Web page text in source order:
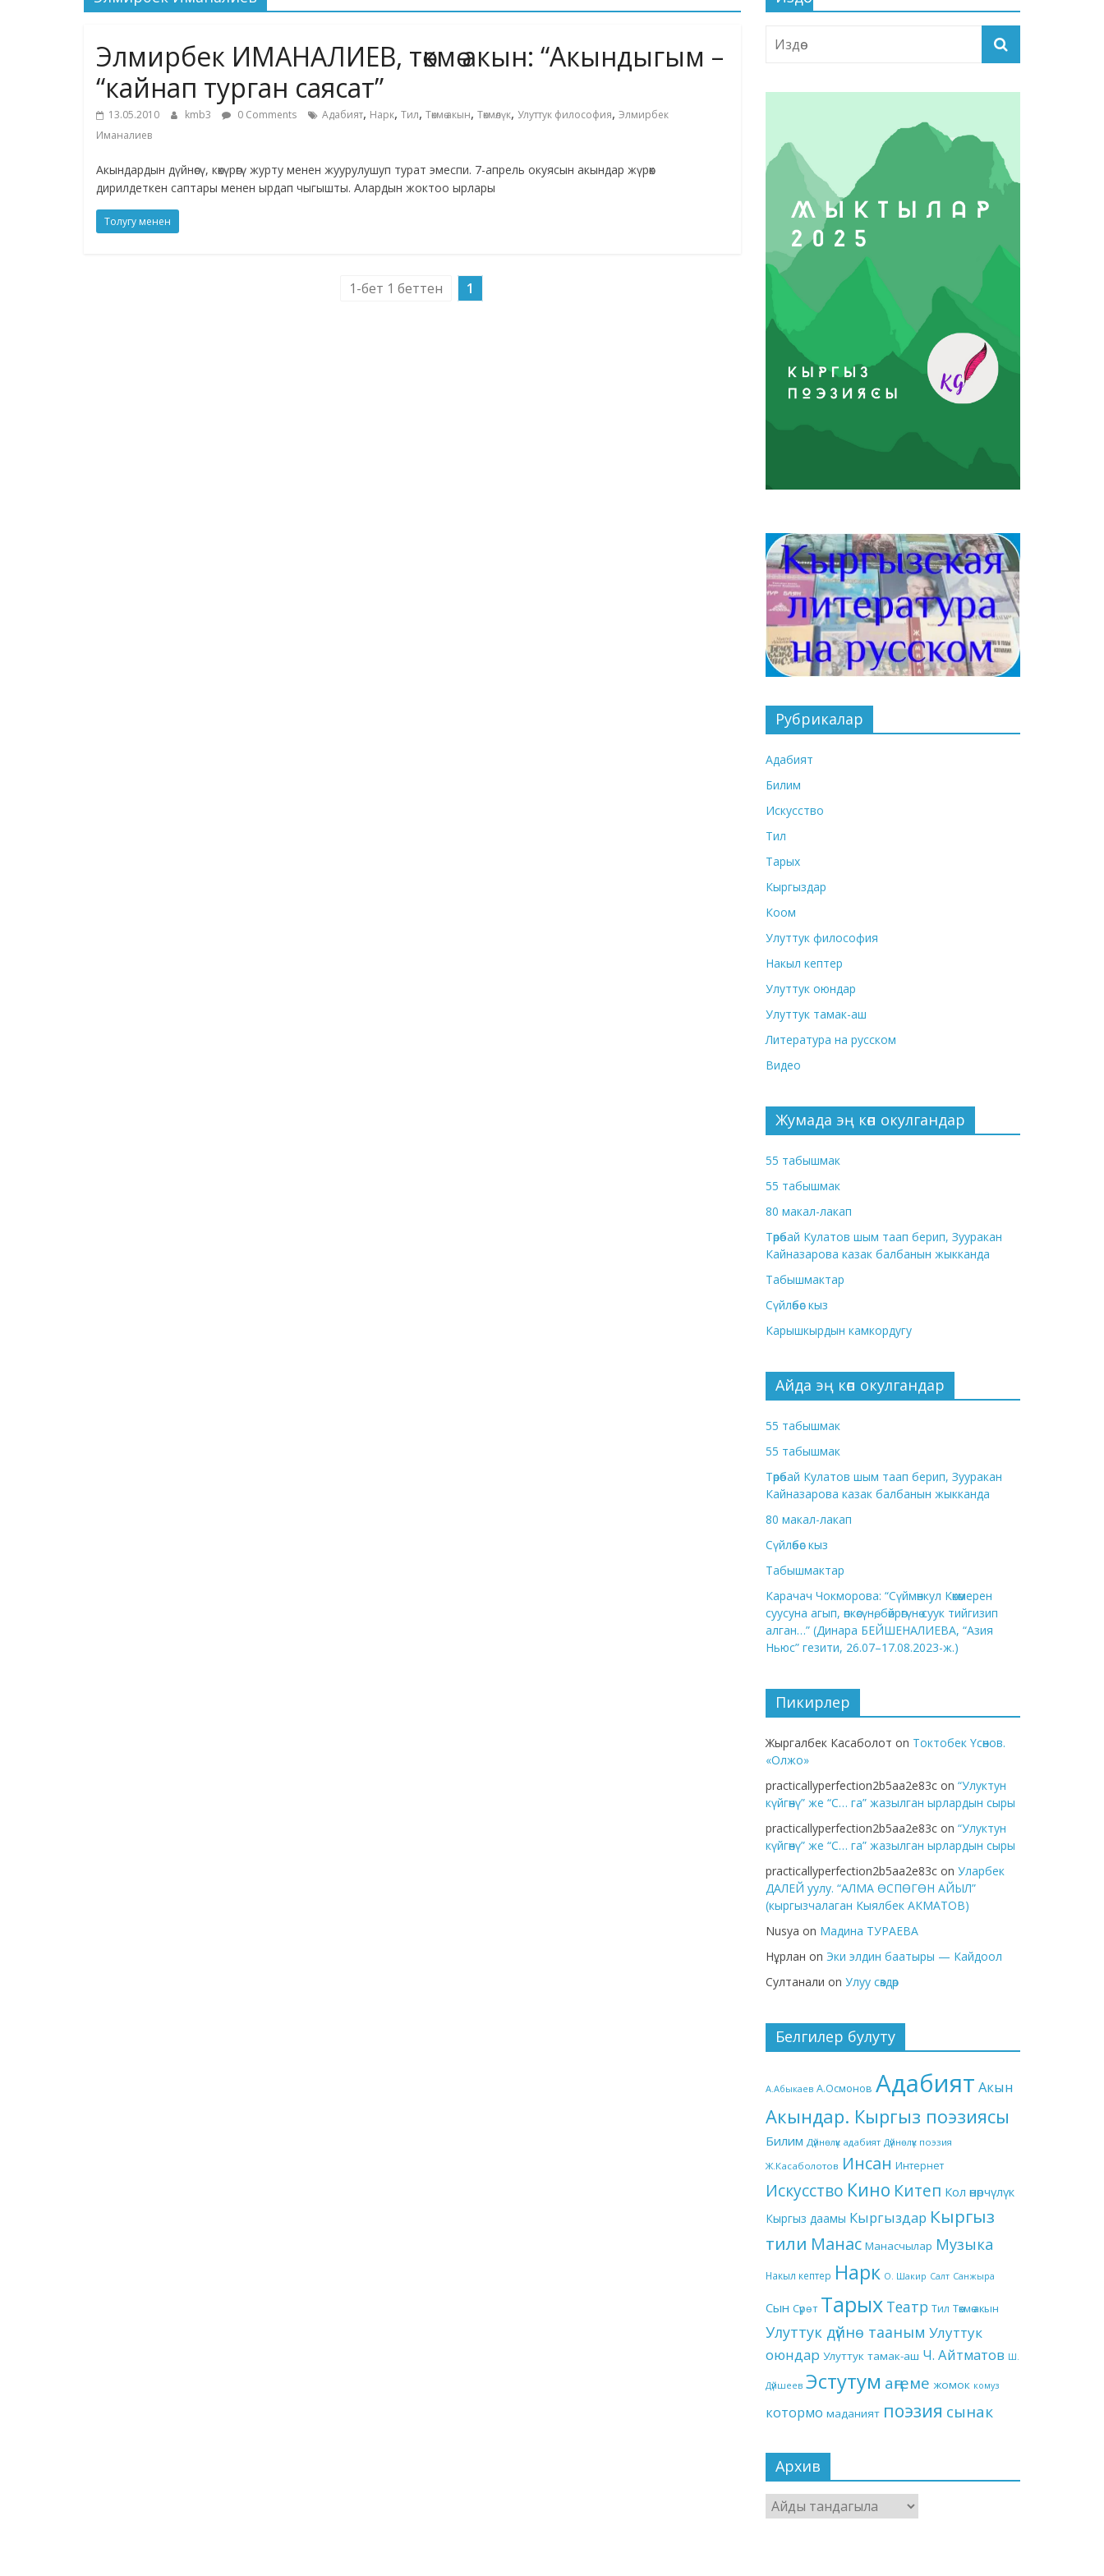
Элмирбек ИМАНАЛИЕВ, төкмө акын: “Акындыгым –
“кайнап турган саясат”
13.05.2010 kmb3 0 Comments Адабият, Нарк, Тил, Төкмө акын, Төкмөлүк, Улуттук философия, Элмирбек
Иманалиев
Акындардын дүйнөсү, көкүрөгү журту менен жуурулушуп турат эмеспи. 7-апрель окуясын акындар жүрөк
дирилдеткен саптары менен ырдап чыгышты. Алардын жоктоо ырлары
Толугу менен
1-бет 1 беттен 1
Рубрикалар
Адабият
Билим
Искусство
Тил
Тарых
Кыргыздар
Коом
Улуттук философия
Накыл кептер
Улуттук оюндар
Улуттук тамак-аш
Литература на русском
Видео
Жумада эң көп окулгандар
55 табышмак
55 табышмак
80 макал-лакап
Төрөбай Кулатов шым таап берип, Зууракан
Кайназарова казак балбанын жыкканда
Табышмактар
Сүйлөбөс кыз
Карышкырдын камкордугу
Айда эң көп окулгандар
55 табышмак
55 табышмак
Төрөбай Кулатов шым таап берип, Зууракан
Кайназарова казак балбанын жыкканда
80 макал-лакап
Сүйлөбөс кыз
Табышмактар
Карачач Чокморова: “Сүймөнкул Көкөмерен
суусуна агып, өпкөсүнө, бөйрөгүнө суук тийгизип
алган…” (Динара БЕЙШЕНАЛИЕВА, “Азия
Ньюс” гезити, 26.07–17.08.2023-ж.)
Пикирлер
Жыргалбек Касаболот on Токтобек Үсөнов.
«Олжо»
practicallyperfection2b5aa2e83c on “Улуктун
күйгөнү” же “С… га” жазылган ырлардын сыры
practicallyperfection2b5aa2e83c on “Улуктун
күйгөнү” же “С… га” жазылган ырлардын сыры
practicallyperfection2b5aa2e83c on Уларбек
ДАЛЕЙ уулу. “АЛМА ӨСПӨГӨН АЙЫЛ”
(кыргызчалаган Кыялбек АКМАТОВ)
Nusya on Мадина ТУРАЕВА
Нұрлан on Эки элдин баатыры — Кайдоол
Султанали on Улуу сөздөр
Белгилер булуту
А.Абыкаев А.Осмонов Адабият Акын
Акындар. Кыргыз поэзиясы
Билим Дүйнөлүк адабият Дүйнөлүк поэзия
Ж.Касаболотов Инсан Интернет
Искусство Кино Китеп Кол өнөрчүлүк
Кыргыз даамы Кыргыздар Кыргыз
тили Манас Манасчылар Музыка
Накыл кептер Нарк О. Шакир Салт Санжыра
Сын Сүрөт Тарых Театр Тил Төкмө акын
Улуттук дүйнө тааным Улуттук
оюндар Улуттук тамак-аш Ч. Айтматов Ш.
Дүйшеев Эстутум аңгеме жомок комуз
котормо маданият поэзия сынак
Архив
Архив